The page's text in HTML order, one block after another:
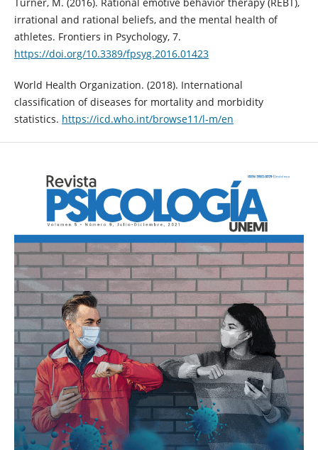
irrational and rational beliefs, and the mental health of
athletes. Frontiers in Psychology, 7.
https://doi.org/10.3389/fpsyg.2016.01423
World Health Organization. (2018). International
classification of diseases for mortality and morbidity
statistics. https://icd.who.int/browse11/l-m/en